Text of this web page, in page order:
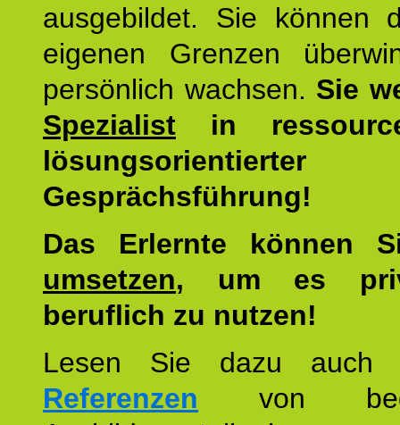
ausgebildet. Sie können
eigenen Grenzen
persönlich wachsen. Sie
Spezialist in
lösungsorientierter
Gesprächsführung!
Das Erlernte können
umsetzen, um es
beruflich zu nutzen!
Lesen Sie dazu
Referenzen von